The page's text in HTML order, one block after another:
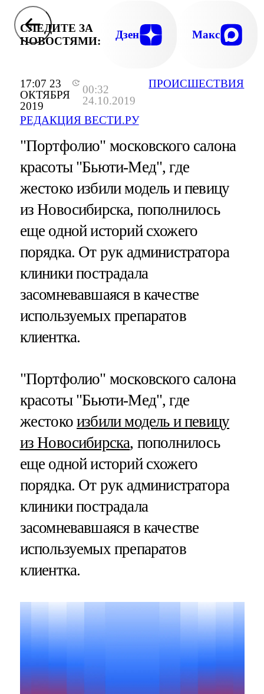
17:07 23
ОКТЯБРЯ
2019
00:32
24.10.2019
РЕДАКЦИЯ ВЕСТИ.РУ
ПРОИСШЕСТВИЯ
СЛЕДИТЕ ЗА
НОВОСТЯМИ:
Дзен Макс
"Портфолио" московского салона
красоты "Бьюти-Мед", где
жестоко избили модель и певицу
из Новосибирска, пополнилось
еще одной историй схожего
порядка. От рук администратора
клиники пострадала
засомневавшаяся в качестве
используемых препаратов
клиентка.
"Портфолио" московского салона
красоты "Бьюти-Мед", где
жестокоизбили модель и певицу
из Новосибирска, пополнилось
еще одной историй схожего
порядка. От рук администратора
клиники пострадала
засомневавшаяся в качестве
используемых препаратов
клиентка.